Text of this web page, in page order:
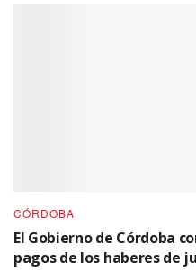
CÓRDOBA
El Gobierno de Córdoba
pagos de los haberes de